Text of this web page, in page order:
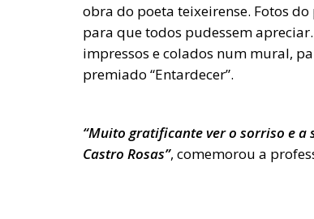
obra do poeta teixeirense. Fotos
para que todos pudessem
impressos e colados num mural,
premiado “Entardecer”.
“Muito gratificante ver o sorriso e a
Castro Rosas”, comemorou a